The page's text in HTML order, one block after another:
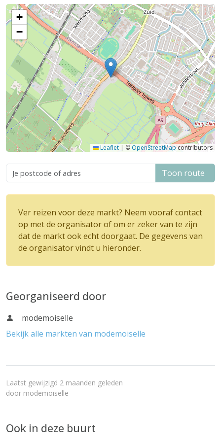
+
−
Leaflet | © OpenStreetMapcontributors
Toon route
Ver reizen voor deze markt? Neem vooraf contact
op met de organisator of om er zeker van te zijn
dat de markt ook echt doorgaat. De gegevens van
de organisator vindt u hieronder.
Georganiseerd door
modemoiselle
Bekijk alle markten van modemoiselle
Laatst gewijzigd 2 maanden geleden
door modemoiselle
Ook in deze buurt